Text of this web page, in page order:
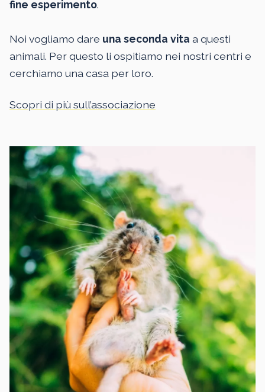
fine esperimento.
Noi vogliamo dare una seconda vita a questi
animali. Per questo li ospitiamo nei nostri centri e
cerchiamo una casa per loro.
Scopri di più sull’associazione